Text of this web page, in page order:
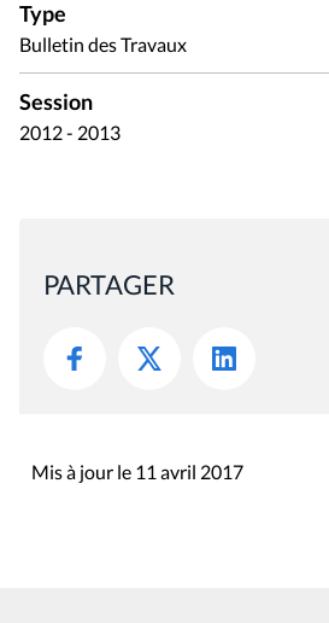
Type
Bulletin des Travaux
Session
2012 - 2013
PARTAGER
Mis à jour le 11 avril 2017